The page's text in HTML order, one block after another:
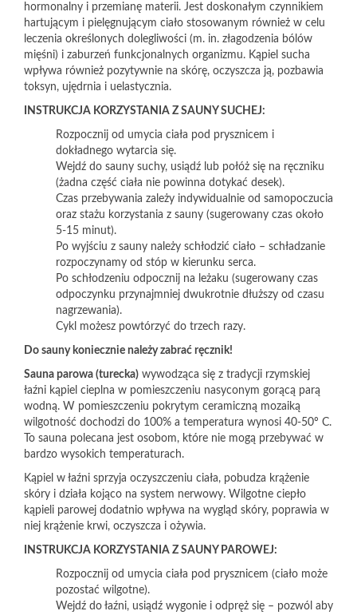
hormonalny i przemianę materii. Jest doskonałym czynnikiem
hartującym i pielęgnującym ciało stosowanym również w celu
leczenia określonych dolegliwości (m. in. złagodzenia bólów
mięśni) i zaburzeń funkcjonalnych organizmu. Kąpiel sucha
wpływa również pozytywnie na skórę, oczyszcza ją, pozbawia
toksyn, ujędrnia i uelastycznia.
INSTRUKCJA KORZYSTANIA Z SAUNY SUCHEJ:
Rozpocznij od umycia ciała pod prysznicem i
dokładnego wytarcia się.
Wejdź do sauny suchy, usiądź lub połóż się na ręczniku
(żadna część ciała nie powinna dotykać desek).
Czas przebywania zależy indywidualnie od samopoczucia
oraz stażu korzystania z sauny (sugerowany czas około
5-15 minut).
Po wyjściu z sauny należy schłodzić ciało – schładzanie
rozpoczynamy od stóp w kierunku serca.
Po schłodzeniu odpocznij na leżaku (sugerowany czas
odpoczynku przynajmniej dwukrotnie dłuższy od czasu
nagrzewania).
Cykl możesz powtórzyć do trzech razy.
Do sauny koniecznie należy zabrać ręcznik!
Sauna parowa (turecka) wywodząca się z tradycji rzymskiej
łaźni kąpiel cieplna w pomieszczeniu nasyconym gorącą parą
wodną. W pomieszczeniu pokrytym ceramiczną mozaiką
wilgotność dochodzi do 100% a temperatura wynosi 40-50º C.
To sauna polecana jest osobom, które nie mogą przebywać w
bardzo wysokich temperaturach.
Kąpiel w łaźni sprzyja oczyszczeniu ciała, pobudza krążenie
skóry i działa kojąco na system nerwowy. Wilgotne ciepło
kąpieli parowej dodatnio wpływa na wygląd skóry, poprawia w
niej krążenie krwi, oczyszcza i ożywia.
INSTRUKCJA KORZYSTANIA Z SAUNY PAROWEJ:
Rozpocznij od umycia ciała pod prysznicem (ciało może
pozostać wilgotne).
Wejdź do łaźni, usiądź wygonie i odpręż się – pozwól aby